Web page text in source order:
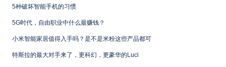
5种破坏智能手机的习惯
5G时代，自由职业中什么最赚钱？
小米智能家居值得入手吗？是不是米粉这些产品都可
特斯拉的最大对手来了，更科幻，更豪华的Luci